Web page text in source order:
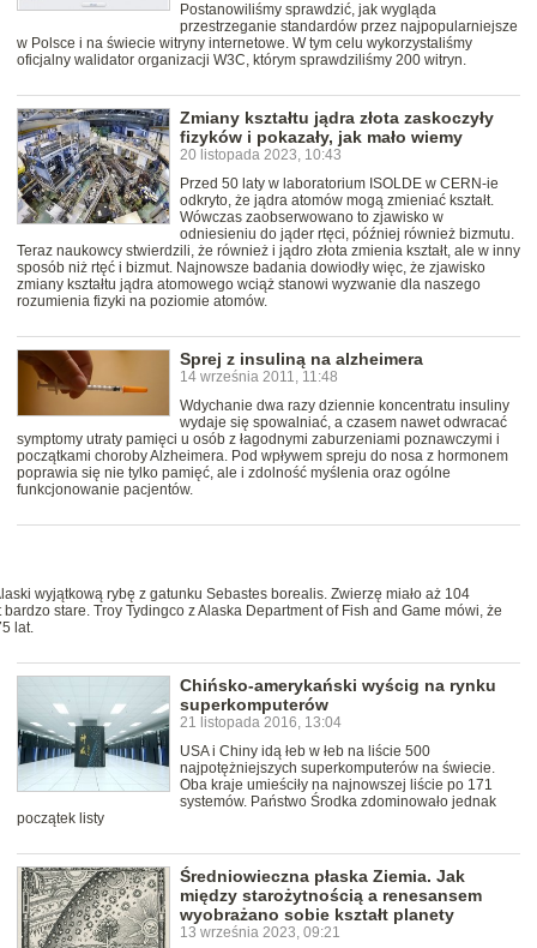
Postanowiliśmy sprawdzić, jak wygląda
przestrzeganie standardów przez najpopularniejsze
w Polsce i na świecie witryny internetowe. W tym celu wykorzystaliśmy
oficjalny walidator organizacji W3C, którym sprawdziliśmy 200 witryn.
Zmiany kształtu jądra złota zaskoczyły
fizyków i pokazały, jak mało wiemy
20 listopada 2023, 10:43
Przed 50 laty w laboratorium ISOLDE w CERN-ie
odkryto, że jądra atomów mogą zmieniać kształt.
Wówczas zaobserwowano to zjawisko w
odniesieniu do jąder rtęci, później również bizmutu.
Teraz naukowcy stwierdzili, że również i jądro złota zmienia kształt, ale w inny
sposób niż rtęć i bizmut. Najnowsze badania dowiodły więc, że zjawisko
zmiany kształtu jądra atomowego wciąż stanowi wyzwanie dla naszego
rozumienia fizyki na poziomie atomów.
Sprej z insuliną na alzheimera
14 września 2011, 11:48
Wdychanie dwa razy dziennie koncentratu insuliny
wydaje się spowalniać, a czasem nawet odwracać
symptomy utraty pamięci u osób z łagodnymi zaburzeniami poznawczymi i
początkami choroby Alzheimera. Pod wpływem spreju do nosa z hormonem
poprawia się nie tylko pamięć, ale i zdolność myślenia oraz ogólne
funkcjonowanie pacjentów.
wyjątkową rybę z gatunku Sebastes borealis. Zwierzę miało aż 104
stare. Troy Tydingco z Alaska Department of Fish and Game mówi, że
lat.
Chińsko-amerykański wyścig na rynku
superkomputerów
21 listopada 2016, 13:04
USA i Chiny idą łeb w łeb na liście 500
najpotężniejszych superkomputerów na świecie.
Oba kraje umieściły na najnowszej liście po 171
systemów. Państwo Środka zdominowało jednak
początek listy
Średniowieczna płaska Ziemia. Jak
między starożytnością a renesansem
wyobrażano sobie kształt planety
13 września 2023, 09:21